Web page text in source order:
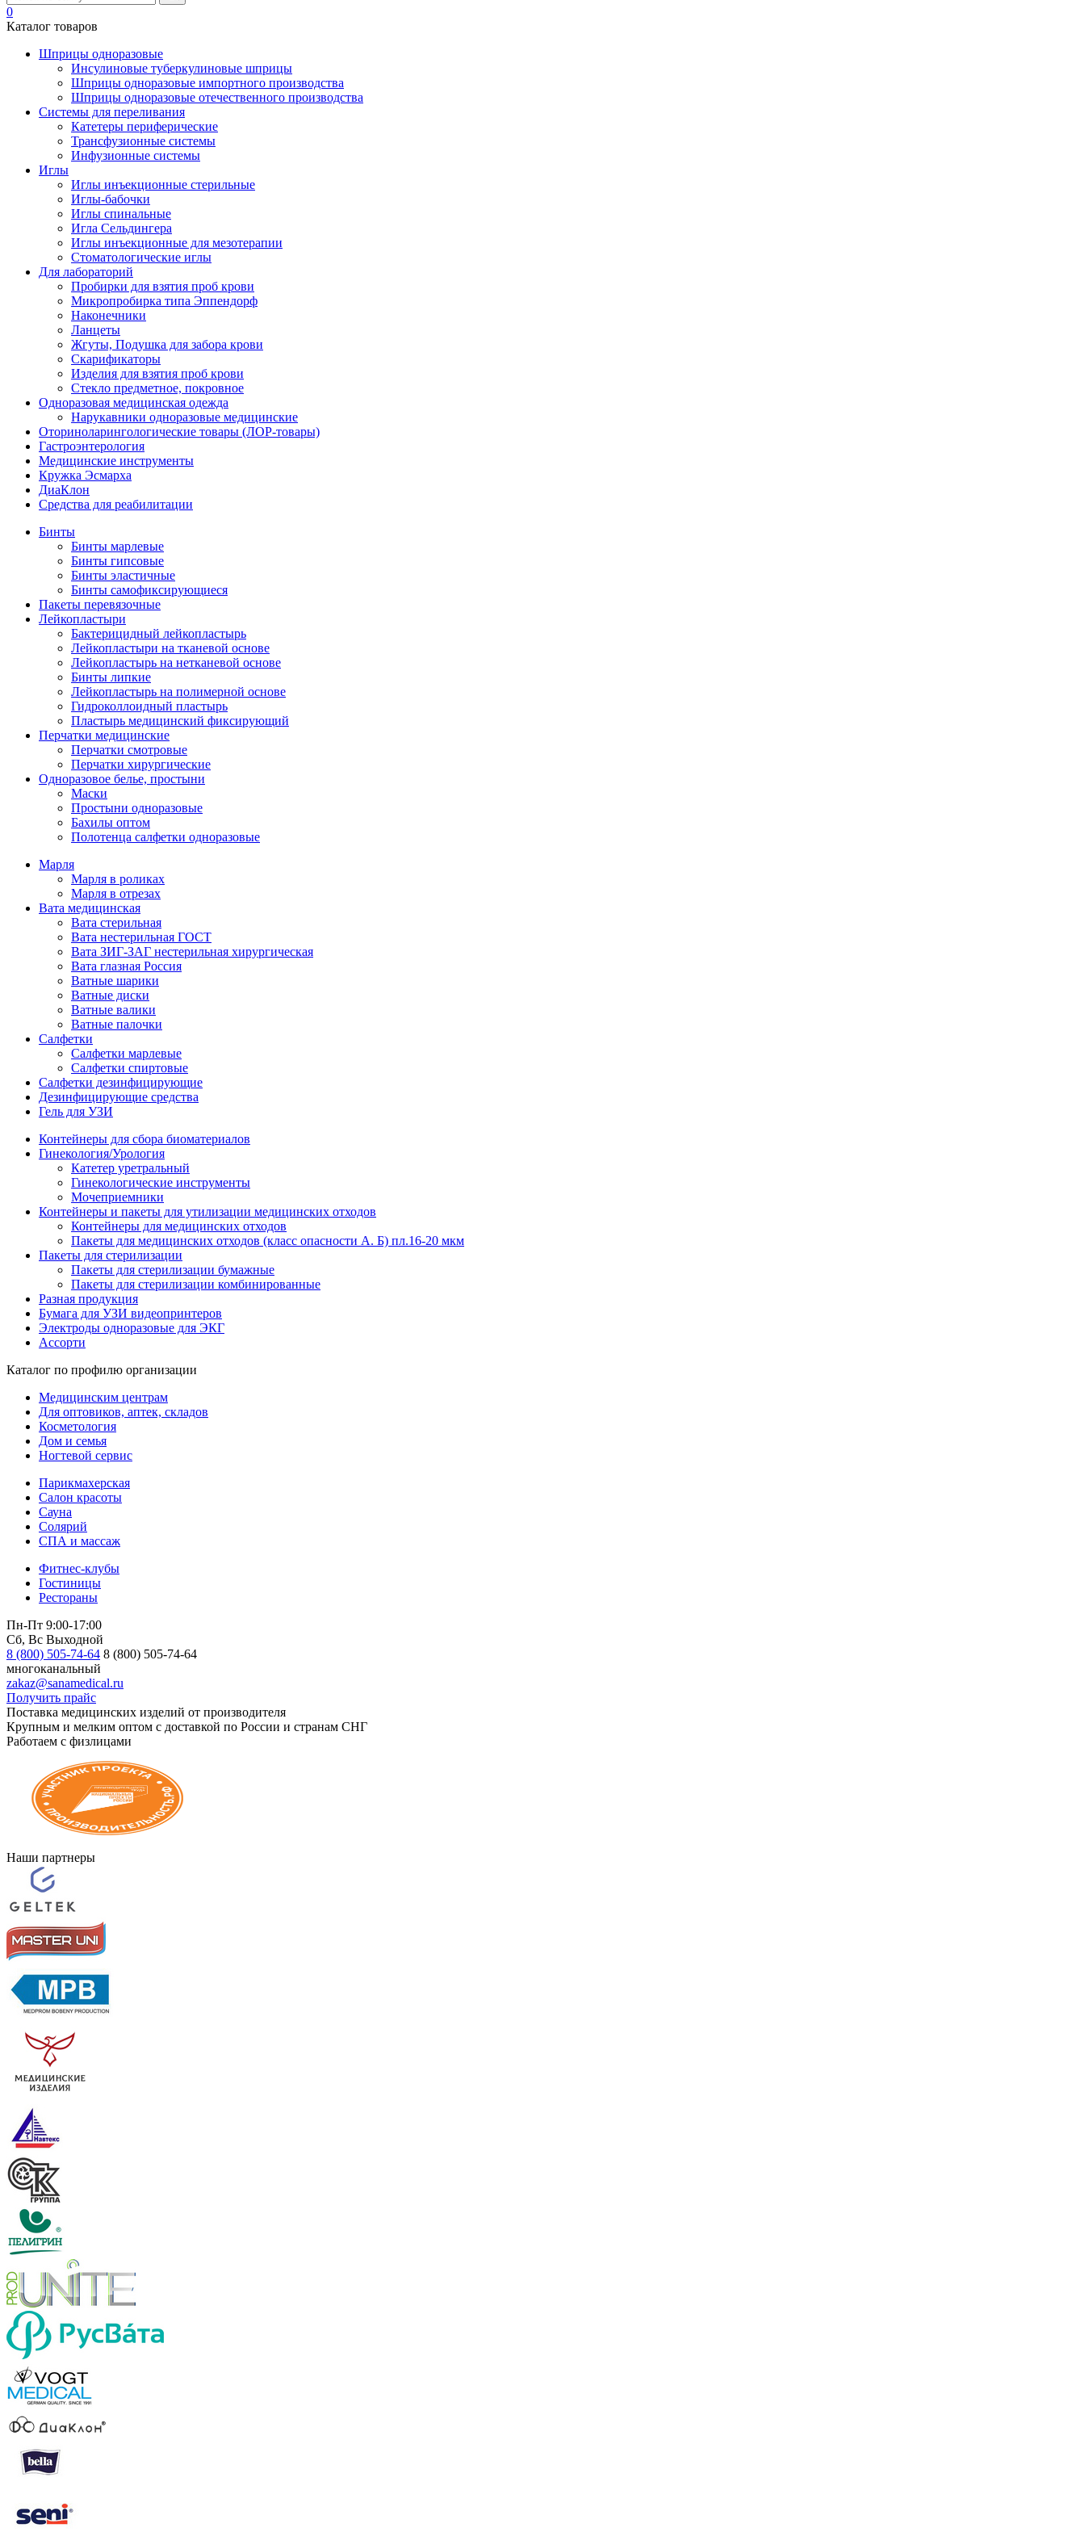
0
Каталог товаров
Шприцы одноразовые
Инсулиновые туберкулиновые шприцы
Шприцы одноразовые импортного производства
Шприцы одноразовые отечественного производства
Системы для переливания
Катетеры периферические
Трансфузионные системы
Инфузионные системы
Иглы
Иглы инъекционные стерильные
Иглы-бабочки
Иглы спинальные
Игла Сельдингера
Иглы инъекционные для мезотерапии
Стоматологические иглы
Для лабораторий
Пробирки для взятия проб крови
Микропробирка типа Эппендорф
Наконечники
Ланцеты
Жгуты, Подушка для забора крови
Скарификаторы
Изделия для взятия проб крови
Стекло предметное, покровное
Одноразовая медицинская одежда
Нарукавники одноразовые медицинские
Оториноларингологические товары (ЛОР-товары)
Гастроэнтерология
Медицинские инструменты
Кружка Эсмарха
ДиаКлон
Средства для реабилитации
Бинты
Бинты марлевые
Бинты гипсовые
Бинты эластичные
Бинты самофиксирующиеся
Пакеты перевязочные
Лейкопластыри
Бактерицидный лейкопластырь
Лейкопластыри на тканевой основе
Лейкопластырь на нетканевой основе
Бинты липкие
Лейкопластырь на полимерной основе
Гидроколлоидный пластырь
Пластырь медицинский фиксирующий
Перчатки медицинские
Перчатки смотровые
Перчатки хирургические
Одноразовое белье, простыни
Маски
Простыни одноразовые
Бахилы оптом
Полотенца салфетки одноразовые
Марля
Марля в роликах
Марля в отрезах
Вата медицинская
Вата стерильная
Вата нестерильная ГОСТ
Вата ЗИГ-ЗАГ нестерильная хирургическая
Вата глазная Россия
Ватные шарики
Ватные диски
Ватные валики
Ватные палочки
Салфетки
Салфетки марлевые
Салфетки спиртовые
Салфетки дезинфицирующие
Дезинфицирующие средства
Гель для УЗИ
Контейнеры для сбора биоматериалов
Гинекология/Урология
Катетер уретральный
Гинекологические инструменты
Мочеприемники
Контейнеры и пакеты для утилизации медицинских отходов
Контейнеры для медицинских отходов
Пакеты для медицинских отходов (класс опасности А. Б) пл.16-20 мкм
Пакеты для стерилизации
Пакеты для стерилизации бумажные
Пакеты для стерилизации комбинированные
Разная продукция
Бумага для УЗИ видеопринтеров
Электроды одноразовые для ЭКГ
Ассорти
Каталог по профилю организации
Медицинским центрам
Для оптовиков, аптек, складов
Косметология
Дом и семья
Ногтевой сервис
Парикмахерская
Салон красоты
Сауна
Солярий
СПА и массаж
Фитнес-клубы
Гостиницы
Рестораны
Пн-Пт 9:00-17:00
Сб, Вс Выходной
8 (800) 505-74-64 8 (800) 505-74-64
многоканальный
zakaz@sanamedical.ru
Получить прайс
Поставка медицинских изделий от производителя
Крупным и мелким оптом с доставкой по России и странам СНГ
Работаем с физлицами
Наши партнеры